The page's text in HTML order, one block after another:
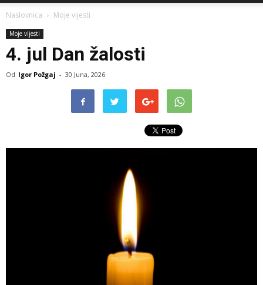
Naslovnica Moje vijesti
Moje vijesti
4. jul Dan žalosti
Od Igor Požgaj - 30 Juna, 2026